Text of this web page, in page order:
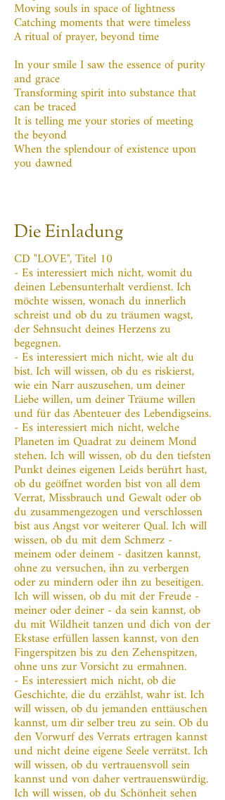
Moving souls in space of lightness
Catching moments that were timeless
A ritual of prayer, beyond time
In your smile I saw the essence of purity
and grace
Transforming spirit into substance that
can be traced
It is telling me your stories of meeting
the beyond
When the splendour of existence upon
you dawned
Die Einladung
CD "LOVE", Titel 10
- Es interessiert mich nicht, womit du
deinen Lebensunterhalt verdienst. Ich
möchte wissen, wonach du innerlich
schreist und ob du zu träumen wagst,
der Sehnsucht deines Herzens zu
begegnen.
- Es interessiert mich nicht, wie alt du
bist. Ich will wissen, ob du es riskierst,
wie ein Narr auszusehen, um deiner
Liebe willen, um deiner Träume willen
und für das Abenteuer des Lebendigseins.
- Es interessiert mich nicht, welche
Planeten im Quadrat zu deinem Mond
stehen. Ich will wissen, ob du den tiefsten
Punkt deines eigenen Leids berührt hast,
ob du geöffnet worden bist von all dem
Verrat, Missbrauch und Gewalt oder ob
du zusammengezogen und verschlossen
bist aus Angst vor weiterer Qual. Ich will
wissen, ob du mit dem Schmerz -
meinem oder deinem - dasitzen kannst,
ohne zu versuchen, ihn zu verbergen
oder zu mindern oder ihn zu beseitigen.
Ich will wissen, ob du mit der Freude -
meiner oder deiner - da sein kannst, ob
du mit Wildheit tanzen und dich von der
Ekstase erfüllen lassen kannst, von den
Fingerspitzen bis zu den Zehenspitzen,
ohne uns zur Vorsicht zu ermahnen.
- Es interessiert mich nicht, ob die
Geschichte, die du erzählst, wahr ist. Ich
will wissen, ob du jemanden enttäuschen
kannst, um dir selber treu zu sein. Ob du
den Vorwurf des Verrats ertragen kannst
und nicht deine eigene Seele verrätst. Ich
will wissen, ob du vertrauensvoll sein
kannst und von daher vertrauenswürdig.
Ich will wissen, ob du Schönheit sehen